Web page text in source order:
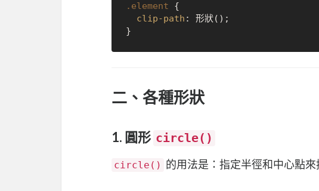
.element {
clip-path : 形狀();
二、各種形狀
1. 圓形 circle()
circle() 的用法是：指定半徑和中心點來